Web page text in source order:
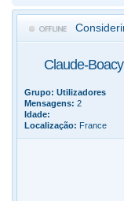
Claude-Boacy
Grupo: Utilizadores
Mensagens: 2
Idade:
Localização: France